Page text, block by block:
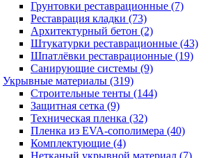
Грунтовки реставрационные (7)
Реставрация кладки (73)
Архитектурный бетон (2)
Штукатурки реставрационные (43)
Шпатлёвки реставрационные (19)
Санирующие системы (9)
Укрывные материалы (319)
Строительные тенты (144)
Защитная сетка (9)
Техническая пленка (32)
Пленка из EVA-сополимера (40)
Комплектующие (4)
Нетканый укрывной материал (7)